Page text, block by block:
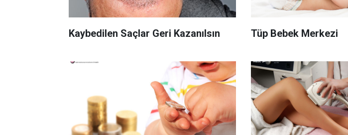
Kaybedilen Saçlar Geri Kazanılsın Tüp Bebek Merkezi